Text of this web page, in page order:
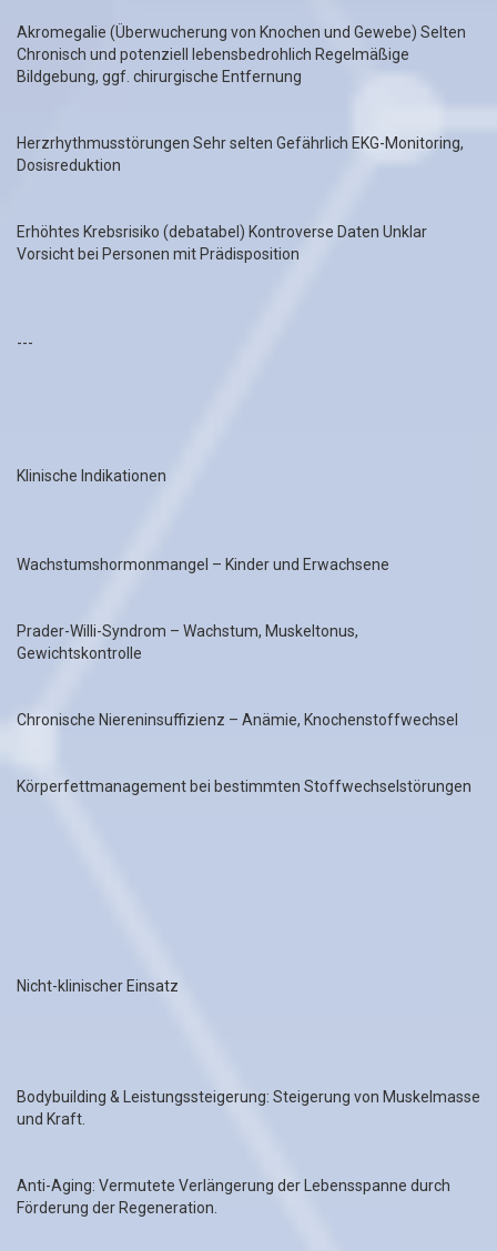
Akromegalie (Überwucherung von Knochen und Gewebe) Selten
Chronisch und potenziell lebensbedrohlich Regelmäßige
Bildgebung, ggf. chirurgische Entfernung
Herzrhythmusstörungen Sehr selten Gefährlich EKG-Monitoring,
Dosisreduktion
Erhöhtes Krebsrisiko (debatabel) Kontroverse Daten Unklar
Vorsicht bei Personen mit Prädisposition
---
Klinische Indikationen
Wachstumshormonmangel – Kinder und Erwachsene
Prader-Willi-Syndrom – Wachstum, Muskeltonus,
Gewichtskontrolle
Chronische Niereninsuffizienz – Anämie, Knochenstoffwechsel
Körperfettmanagement bei bestimmten Stoffwechselstörungen
Nicht-klinischer Einsatz
Bodybuilding & Leistungssteigerung: Steigerung von Muskelmasse
und Kraft.
Anti-Aging: Vermutete Verlängerung der Lebensspanne durch
Förderung der Regeneration.